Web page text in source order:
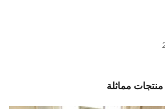
منتجات مماثلة